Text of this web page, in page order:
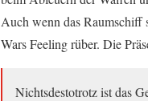
Auch wenn das Raumschiff
Wars Feeling rüber. Die
Nichtsdestotrotz ist das